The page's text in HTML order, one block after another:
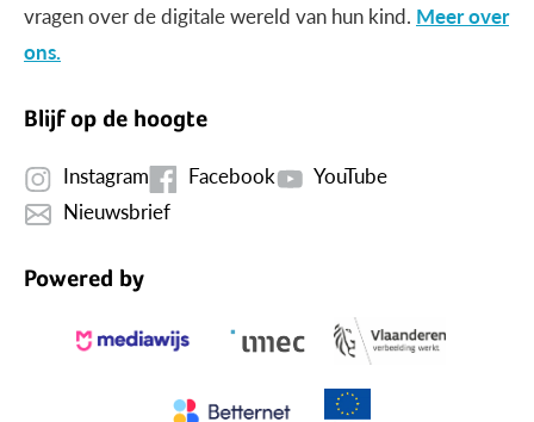
vragen over de digitale wereld van hun kind. Meer over
ons.
Blijf op de hoogte
Instagram Facebook
YouTube
Nieuwsbrief
Powered by